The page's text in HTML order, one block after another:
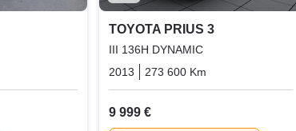
Hybrid_essence_electric
TOYOTA PRIUS 3
III 136H DYNAMIC
2013
273 600 Km
9 999 €